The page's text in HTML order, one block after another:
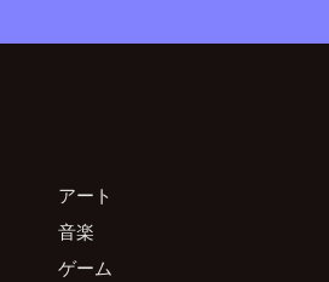
アート
音楽
ゲーム